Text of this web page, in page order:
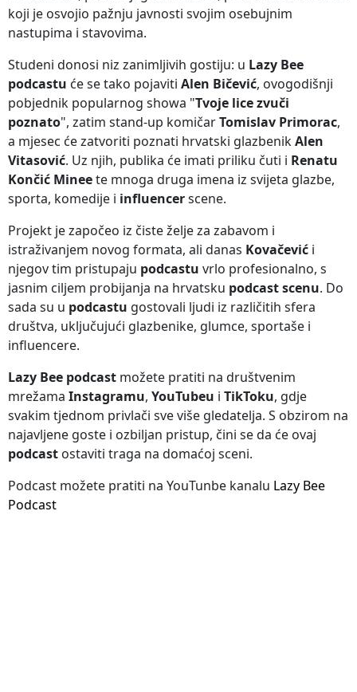
koji je osvojio pažnju javnosti svojim osebujnim
nastupima i stavovima.
Studeni donosi niz zanimljivih gostiju: u Lazy Bee
podcastu će se tako pojaviti Alen Bičević, ovogodišnji
pobjednik popularnog showa "Tvoje lice zvuči
poznato", zatim stand-up komičarTomislav Primorac,
a mjesec će zatvoriti poznati hrvatski glazbenikAlen
Vitasović. Uz njih, publika će imati priliku čuti i Renatu
Končić Mineete mnoga druga imena iz svijeta glazbe,
sporta, komedije i influencerscene.
Projekt je započeo iz čiste želje za zabavom i
istraživanjem novog formata, ali danas Kovačević i
njegov tim pristupaju podcastu vrlo profesionalno, s
jasnim ciljem probijanja na hrvatsku podcast scenu. Do
sada su u podcastu gostovali ljudi iz različitih sfera
društva, uključujući glazbenike, glumce, sportaše i
influencere.
Lazy Bee podcast možete pratiti na društvenim
mrežama Instagramu, YouTubeu i TikToku, gdje
svakim tjednom privlači sve više gledatelja. S obzirom na
najavljene goste i ozbiljan pristup, čini se da će ovaj
podcast ostaviti traga na domaćoj sceni.
Podcast možete pratiti na YouTunbe kanalu Lazy Bee
Podcast